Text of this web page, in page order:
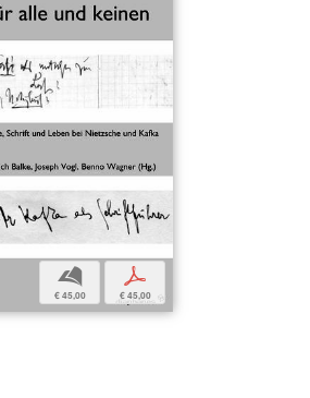
b
€ 45,00
p
€ 45,00